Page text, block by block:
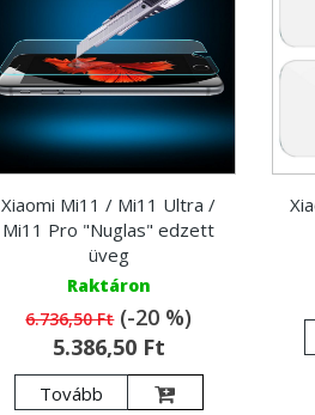
Xiaomi Mi11 / Mi11 Ultra /
Mi11 Pro "Nuglas" edzett
üveg
Raktáron
6.736,50 Ft(-20 %)
5.386,50 Ft
Tovább